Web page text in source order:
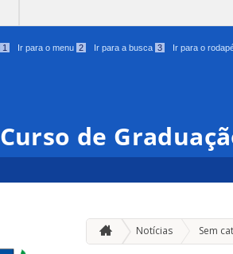
1 Ir para o menu 2 Ir para a busca 3 Ir para o
Curso de
Notícias Sem